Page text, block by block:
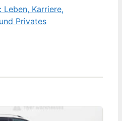
Leben, Karriere,
Privates